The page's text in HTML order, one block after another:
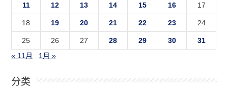
11 12 13 14 15 16 17
18 19 20 21 22 23 24
25 26 27 28 29 30
31
« 11月
1月 »
分类